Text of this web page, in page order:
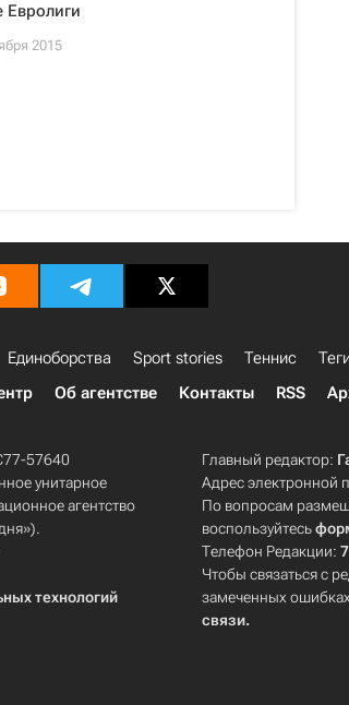
Евролиги
2015
Единоборства Sport stories Теннис
Об агентстве Контакты RSS
57640
унитарное
агентство
технологий
Главный редактор:
Адрес электронной
По вопросам
воспользуйтесь
Телефон Редакции:
Чтобы связаться с
замеченных
связи.